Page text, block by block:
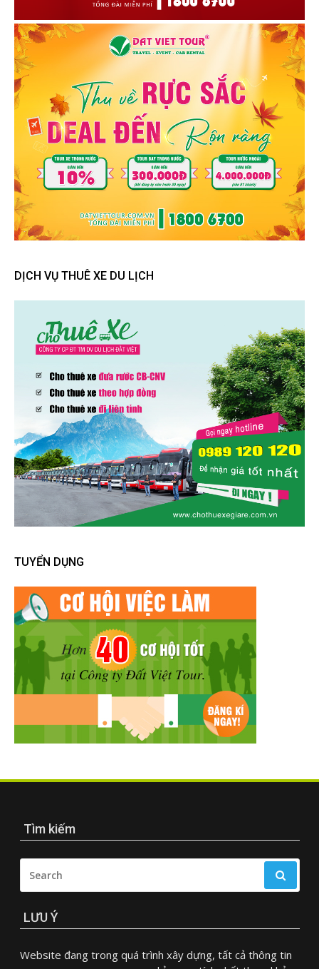
DỊCH VỤ THUÊ XE DU LỊCH
TUYỂN DỤNG
Tìm kiếm
FOR:
LƯU Ý
Website đang trong quá trình xây dựng, tất cả thông tin